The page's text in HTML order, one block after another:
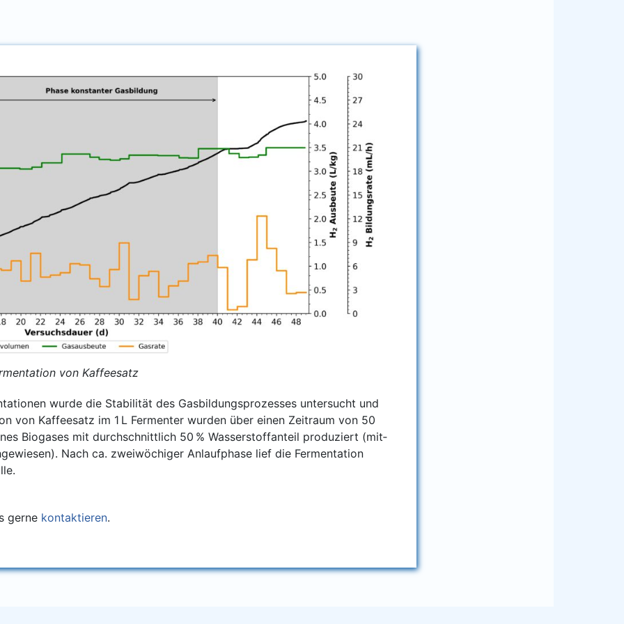
von Kaffeesatz
wur­de die Sta­bi­li­tät des Gas­bil­dungs­pro­zes­ses unter­sucht und
von Kaf­fee­satz im 1 L Fer­men­ter wur­den über einen Zeit­raum von 50
Bio­ga­ses mit durch­schnitt­lich 50 % Was­ser­stoff­an­teil pro­du­ziert (mit­
Nach ca. zwei­wö­chi­ger Anlauf­pha­se lief die Fer­men­ta­ti­on
ger­ne kon­tak­tie­ren.